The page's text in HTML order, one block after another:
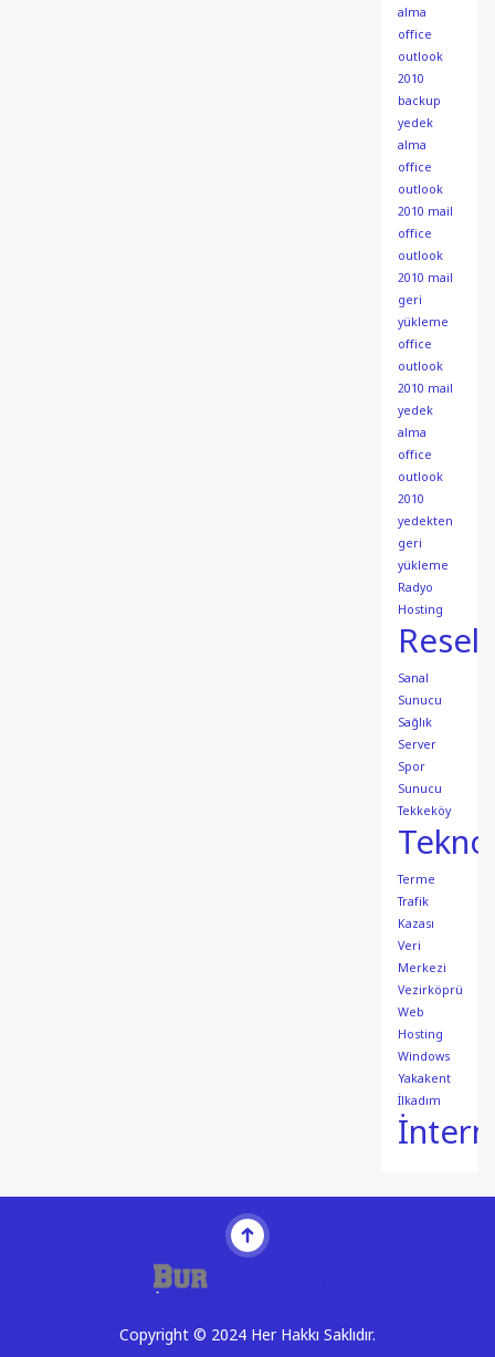
alma
office
outlook
2010
backup
yedek
alma
office
outlook
2010 mail
office
outlook
2010 mail
geri
yükleme
office
outlook
2010 mail
yedek
alma
office
outlook
2010
yedekten
geri
yükleme
Radyo
Hosting
Sanal
Sunucu
Sağlık
Server
Spor
Sunucu
Tekkeköy
Terme
Trafik
Kazası
Veri
Merkezi
Vezirköprü
Web
Hosting
Windows
Yakakent
İlkadım
Copyright © 2024 Her Hakkı Saklıdır.